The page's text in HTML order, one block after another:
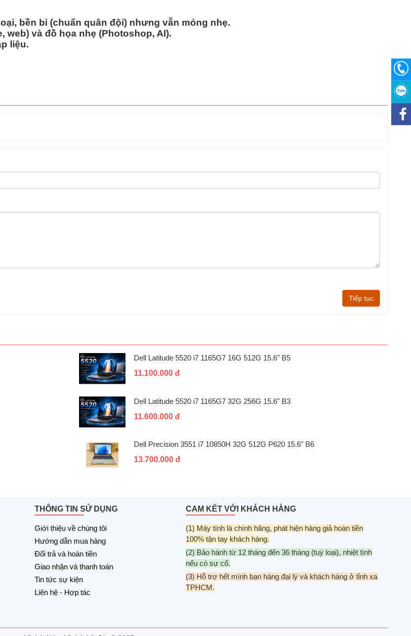
bền bỉ (chuẩn quân đội) nhưng vẫn mỏng nhẹ.
và đồ họa nhẹ (Photoshop, AI).
liệu.
Tiếp tục
Dell Latitude 5520 i7 1165G7 16G 512G 15.6" B5
11.100.000 đ
Dell Latitude 5520 i7 1165G7 32G 256G 15.6" B3
11.600.000 đ
Dell Precision 3551 i7 10850H 32G 512G P620 15.6" B6
13.700.000 đ
THÔNG TIN SỬ DỤNG
Giới thiệu về chúng tôi
Hướng dẫn mua hàng
Đổi trả và hoàn tiền
Giao nhận và thanh toán
Tin tức sự kiện
Liên hệ - Hợp tác
CAM KẾT VỚI KHÁCH HÀNG
(1) Máy tính là chính hãng, phát hiện hàng giả hoàn tiền
100% tận tay khách hàng.
(2) Bảo hành từ 12 tháng đến 36 tháng (tuỳ loại), nhiệt tình
nếu có sự cố.
(3) Hỗ trợ hết mình bạn hàng đại lý và khách hàng ở tỉnh xa
TPHCM.